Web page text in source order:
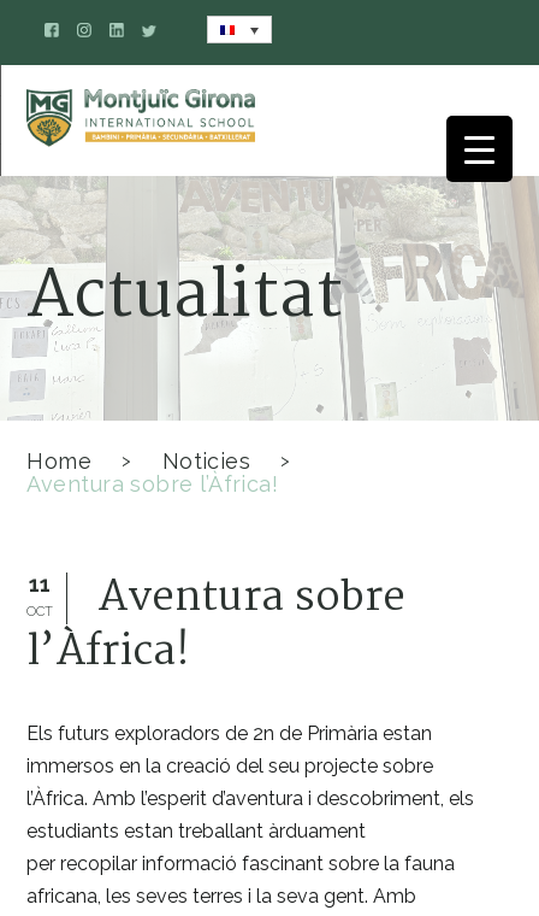
Actualitat
Home > Noticies >
Aventura sobre l’Àfrica!
11
OCT
Aventura sobre
l’Àfrica!
Els futurs exploradors de 2n de Primària estan
immersos en la creació del seu projecte sobre
l’Àfrica. Amb l’esperit d’aventura i descobriment, els
estudiants estan treballant àrduament
per recopilar informació fascinant sobre la fauna
africana, les seves terres i la seva gent. Amb